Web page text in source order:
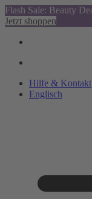
Flash Sale: Beauty
Jetzt shoppen
Hilfe & Kontakt
Englisch